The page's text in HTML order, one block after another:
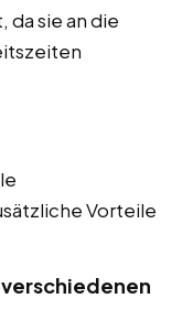
sie an die
Vorteile